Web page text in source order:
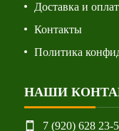
Доставка и
Контакты
Политика
НАШИ
7 (920) 628 23-